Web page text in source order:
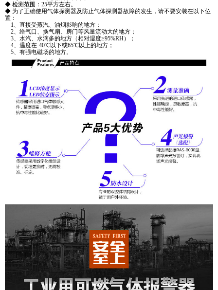
◆ 检测范围：25平方左右。
◆ 为了正确使用气体探测器及防止气体探测器故障的发生，请不要安装在以下位
置：
1、直接受蒸汽、油烟影响的地方；
2、给气口、换气扇、房门等风量流动大的地方；
3、水汽、水滴多的地方（相对湿度≥95%RH）；
4、温度在-40℃以下或65℃以上的地方；
5、有强电磁场的地方。